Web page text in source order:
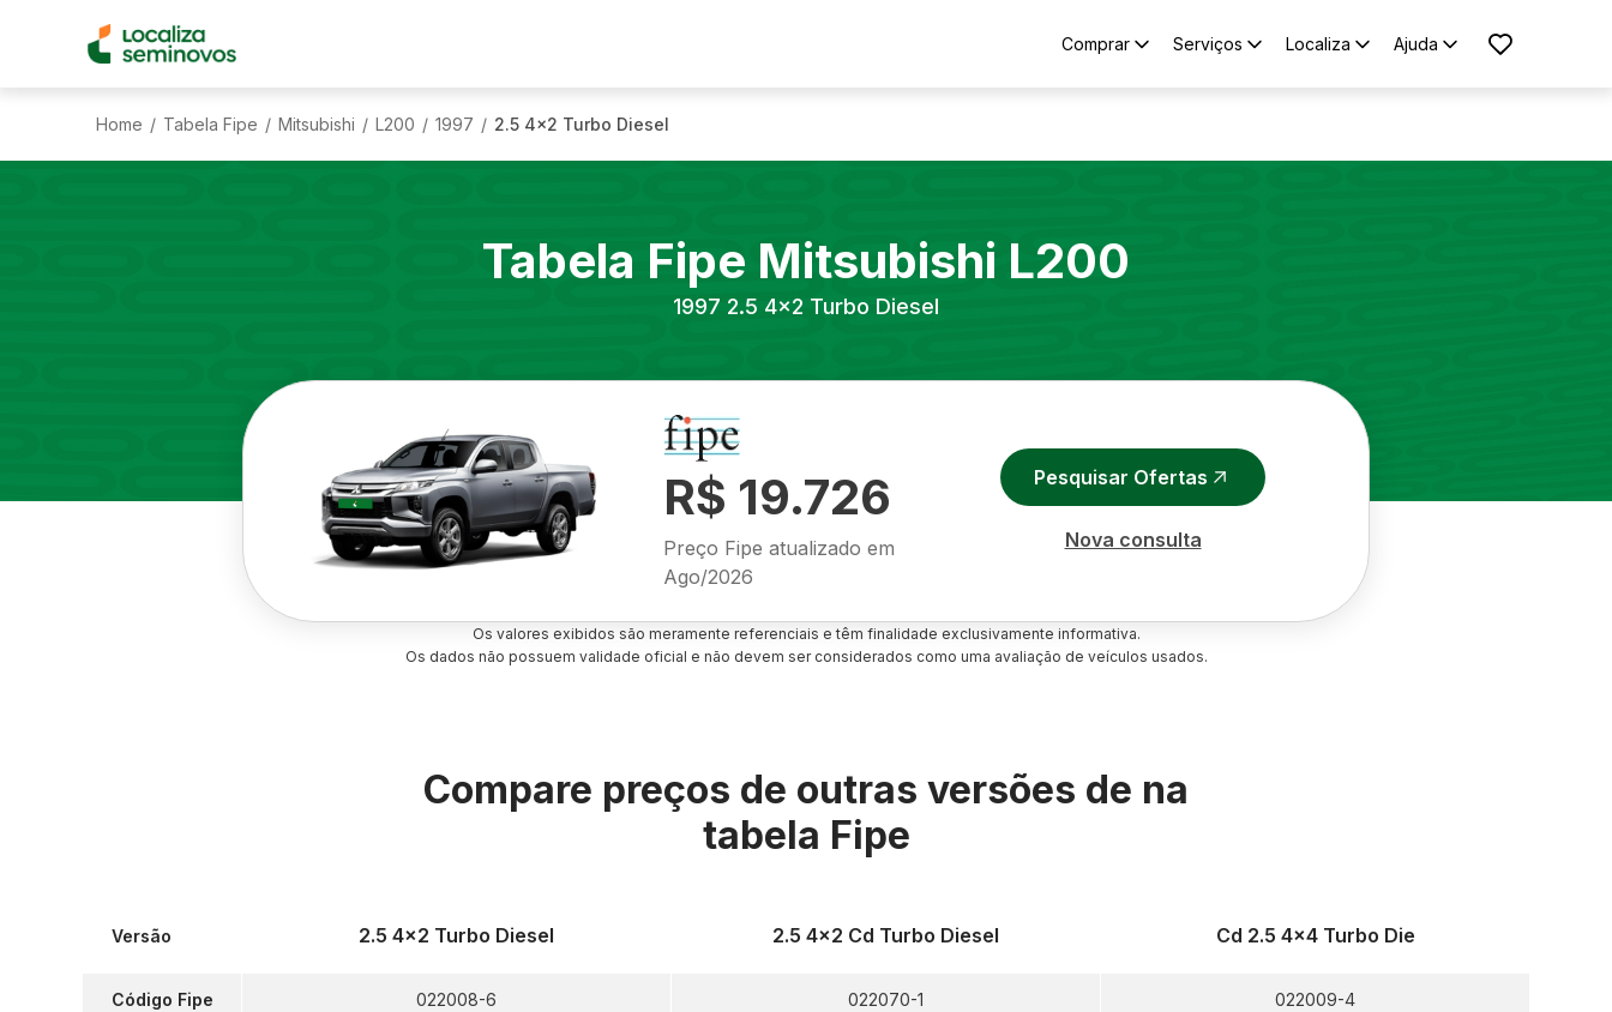
Comprar Serviços Localiza Ajuda
Home / Tabela Fipe / Mitsubishi / L200 / 1997 / 2.5 4x2 Turbo Diesel
Tabela Fipe Mitsubishi L200
1997 2.5 4x2 Turbo Diesel
R$ 19.726
Preço Fipe atualizado em
Ago/2026
Pesquisar Ofertas
Nova consulta
Os valores exibidos são meramente referenciais e têm finalidade exclusivamente informativa.
Os dados não possuem validade oficial e não devem ser considerados como uma avaliação de veículos usados.
Compare preços de outras versões de na
tabela Fipe
Versão
Código Fipe
2.5 4x2 Turbo Diesel
022008-6
2.5 4x2 Cd Turbo Diesel
022070-1
Cd 2.5 4x4 Turbo Die
022009-4